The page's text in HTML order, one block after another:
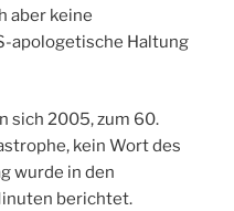
aber keine
apologetische Haltung
sich 2005, zum 60.
kein Wort des
wurde in den
berichtet.